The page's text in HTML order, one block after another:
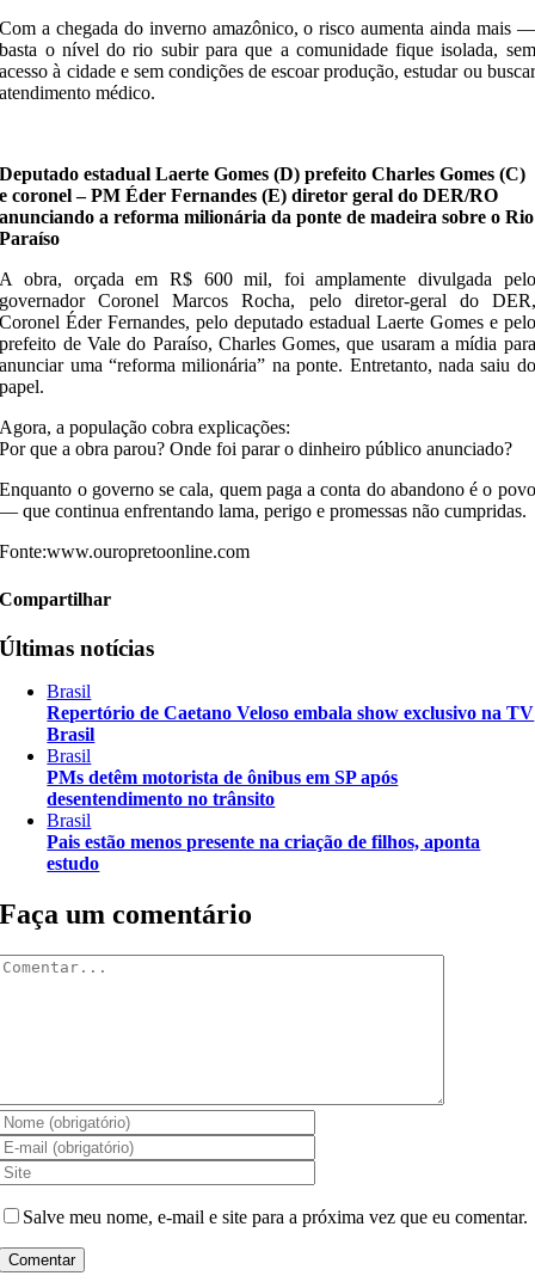
Com a chegada do inverno amazônico, o risco aumenta ainda mais —
basta o nível do rio subir para que a comunidade fique isolada, sem
acesso à cidade e sem condições de escoar produção, estudar ou buscar
atendimento médico.
Deputado estadual Laerte Gomes (D) prefeito Charles Gomes (C)
e coronel – PM Éder Fernandes (E) diretor geral do DER/RO
anunciando a reforma milionária da ponte de madeira sobre o Rio
Paraíso
A obra, orçada em R$ 600 mil, foi amplamente divulgada pelo
governador Coronel Marcos Rocha, pelo diretor-geral do DER,
Coronel Éder Fernandes, pelo deputado estadual Laerte Gomes e pelo
prefeito de Vale do Paraíso, Charles Gomes, que usaram a mídia para
anunciar uma “reforma milionária” na ponte. Entretanto, nada saiu do
papel.
Agora, a população cobra explicações:
Por que a obra parou? Onde foi parar o dinheiro público anunciado?
Enquanto o governo se cala, quem paga a conta do abandono é o povo
— que continua enfrentando lama, perigo e promessas não cumpridas.
Fonte:www.ouropretoonline.com
Compartilhar
Últimas notícias
Brasil
Repertório de Caetano Veloso embala show exclusivo na TV
Brasil
Brasil
PMs detêm motorista de ônibus em SP após
desentendimento no trânsito
Brasil
Pais estão menos presente na criação de filhos, aponta
estudo
Faça um comentário
Salve meu nome, e-mail e site para a próxima vez que eu comentar.